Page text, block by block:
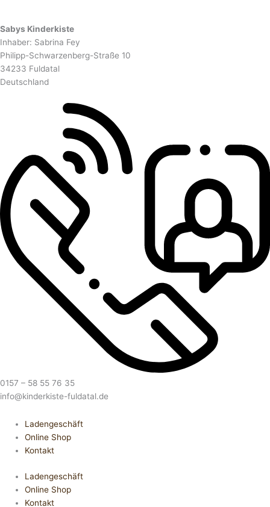
Sabys Kinderkiste
Inhaber: Sabrina Fey
Philipp-Schwarzenberg-Straße 10
34233 Fuldatal
Deutschland
0157 – 58 55 76 35
info@kinderkiste-fuldatal.de
Ladengeschäft
Online Shop
Kontakt
Ladengeschäft
Online Shop
Kontakt